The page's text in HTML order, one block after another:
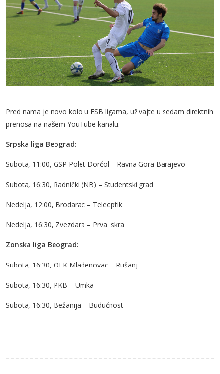
Pred nama je novo kolo u FSB ligama, uživajte u sedam direktnih
prenosa na našem YouTube kanalu.
Srpska liga Beograd:
Subota, 11:00, GSP Polet Dorćol – Ravna Gora Barajevo
Subota, 16:30, Radnički (NB) – Studentski grad
Nedelja, 12:00, Brodarac – Teleoptik
Nedelja, 16:30, Zvezdara – Prva Iskra
Zonska liga Beograd:
Subota, 16:30, OFK Mladenovac – Rušanj
Subota, 16:30, PKB – Umka
Subota, 16:30, Bežanija – Budućnost